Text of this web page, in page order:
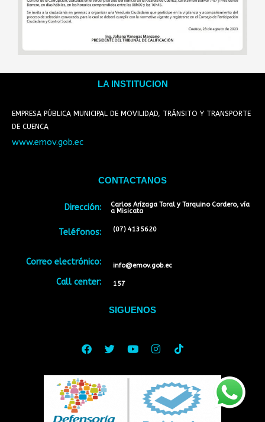
LA INSTITUCION
EMPRESA PÚBLICA MUNICIPAL DE MOVILIDAD, TRÁNSITO Y TRANSPORTE
DE CUENCA
www.emov.gob.ec
CONTACTANOS
Dirección:
Teléfonos:
Correo electrónico:
Call center:
Carlos Arízaga Toral y Tarquino Cordero, vía
a Misicata
(07) 4135620
info@emov.gob.ec
157
SIGUENOS